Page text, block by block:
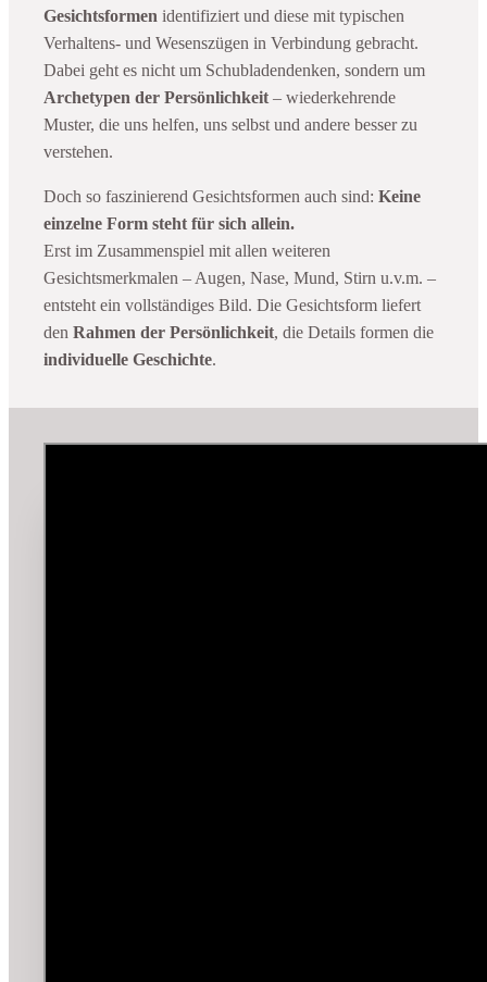
Gesichtsformen identifiziert und diese mit typischen
Verhaltens- und Wesenszügen in Verbindung gebracht.
Dabei geht es nicht um Schubladendenken, sondern um
Archetypen der Persönlichkeit – wiederkehrende
Muster, die uns helfen, uns selbst und andere besser zu
verstehen.
Doch so faszinierend Gesichtsformen auch sind: Keine
einzelne Form steht für sich allein.
Erst im Zusammenspiel mit allen weiteren
Gesichtsmerkmalen – Augen, Nase, Mund, Stirn u.v.m. –
entsteht ein vollständiges Bild. Die Gesichtsform liefert
den Rahmen der Persönlichkeit, die Details formen die
individuelle Geschichte.